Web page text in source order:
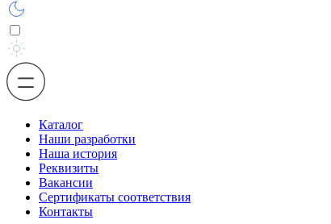
Каталог
Наши разработки
Наша история
Реквизиты
Вакансии
Сертификаты соответствия
Контакты